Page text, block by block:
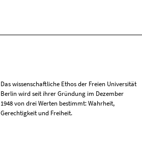
Das wissenschaftliche Ethos der Freien Universität
Berlin wird seit ihrer Gründung im Dezember
1948 von drei Werten bestimmt: Wahrheit,
Gerechtigkeit und Freiheit.